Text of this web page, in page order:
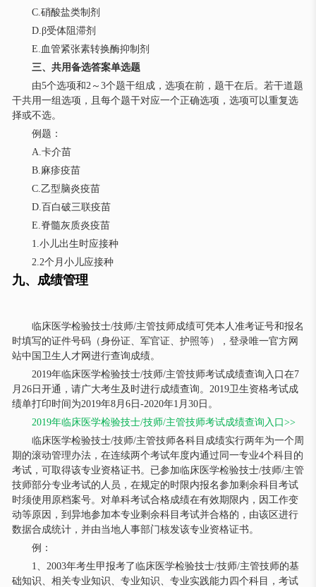
C.硝酸盐类制剂
D.β受体阻滞剂
E.血管紧张素转换酶抑制剂
三、共用备选答案单选题
由5个选项和2～3个题干组成，选项在前，题干在后。若干道题
干共用一组选项，且每个题干对应一个正确选项，选项可以重复选
择或不选。
例题：
A.卡介苗
B.麻疹疫苗
C.乙型脑炎疫苗
D.百白破三联疫苗
E.脊髓灰质炎疫苗
1.小儿出生时应接种
2.2个月小儿应接种
九、成绩管理
临床医学检验技士/技师/主管技师成绩可凭本人准考证号和报名
时填写的证件号码（身份证、军官证、护照等），登录唯一官方网
站中国卫生人才网进行查询成绩。
2019年临床医学检验技士/技师/主管技师考试成绩查询入口在7
月26日开通，请广大考生及时进行成绩查询。2019卫生资格考试成
绩单打印时间为2019年8月6日-2020年1月30日。
2019年临床医学检验技士/技师/主管技师考试成绩查询入口>>
临床医学检验技士/技师/主管技师各科目成绩实行两年为一个周
期的滚动管理办法，在连续两个考试年度内通过同一专业4个科目的
考试，可取得该专业资格证书。已参加临床医学检验技士/技师/主管
技师部分专业考试的人员，在规定的时限内报名参加剩余科目考试
时须使用原档案号。对单科考试合格成绩在有效期限内，因工作变
动等原因，到异地参加本专业剩余科目考试并合格的，由该区进行
数据合成统计，并由当地人事部门核发该专业资格证书。
例：
1、2003年考生甲报考了临床医学检验技士/技师/主管技师的基
础知识、相关专业知识、专业知识、专业实践能力四个科目，考试